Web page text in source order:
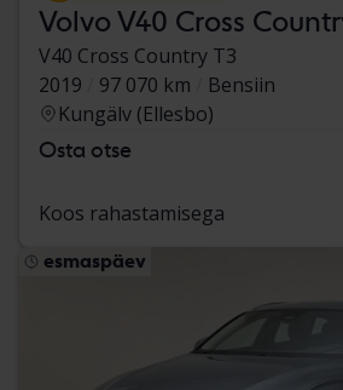
Volvo V40 Cross
V40 Cross Country T3
2019
97 070 km
Bensiin
Kungälv (Ellesbo)
Osta otse
Koos rahastamisega
esmaspäev